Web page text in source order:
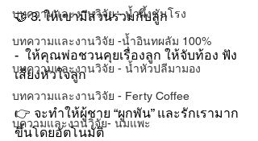
บทความและงานวิจัย - น้ำผึ้งชันโรง
บทความและงานวิจัย -น้ำอินทผลัม 100%
บทความและงานวิจัย - น้ำหัวปลีมามอง
บทความและงานวิจัย - Ferty Coffee
บความและงานวิจัย- นมแพะ
🤝 3. ให้เขามีส่วนร่วมกับลูก
-  ให้คุณพ่อชวนคุยเรื่องลูก ให้จับท้อง ฟัง
เสียงหัวใจลูก
👉 จะทำให้ผู้ชาย “ผูกพัน” และรักเรามาก
ขึ้นโดยอัตโนมัติ